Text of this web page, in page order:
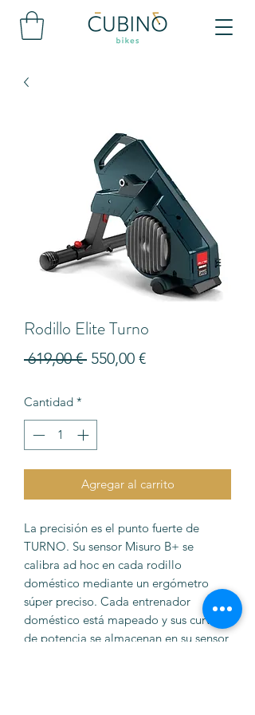
Rodillo Elite Turno
619,00 € Precio
550,00 €Precio
Cantidad *
Agregar al carrito
La precisión es el punto fuerte de
TURNO. Su sensor Misuro B+ se
calibra ad hoc en cada rodillo
doméstico mediante un ergómetro
súper preciso. Cada entrenador
doméstico está mapeado y sus curvas
de potencia se almacenan en su sensor,